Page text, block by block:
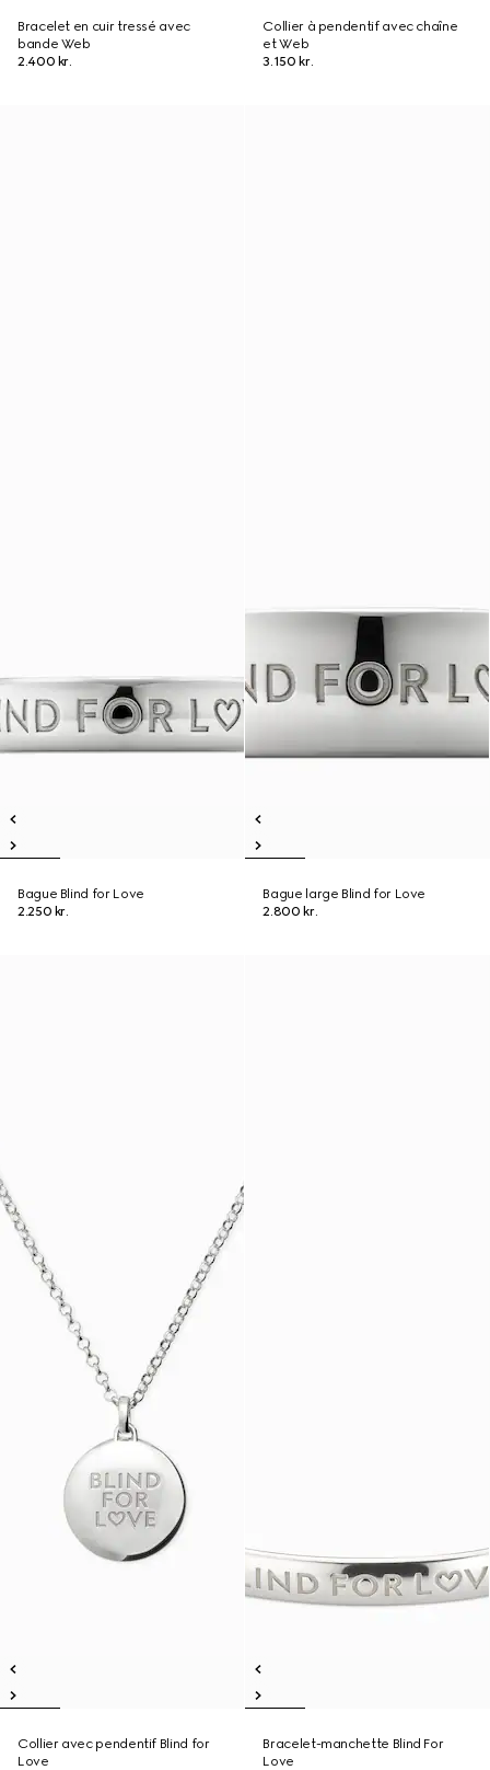
Bracelet en cuir tressé avec
bande Web
2.400 kr.
Collier à pendentif avec chaîne
et Web
3.150 kr.
Bague Blind for Love
2.250 kr.
Bague large Blind for Love
2.800 kr.
Collier avec pendentif Blind for
Love
Bracelet-manchette Blind For
Love